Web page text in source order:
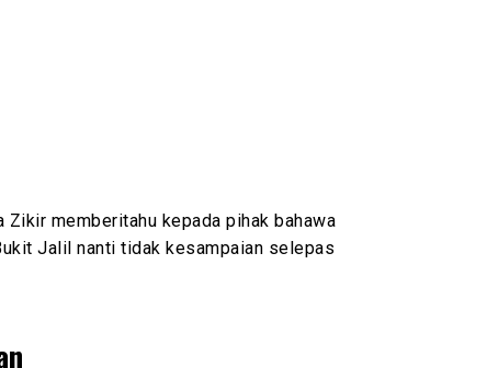
Zikir memberitahu kepada pihak bahawa
Jalil nanti tidak kesampaian selepas